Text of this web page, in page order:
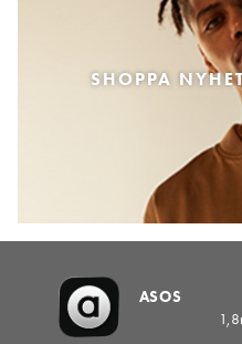
SHOPPA
ASOS